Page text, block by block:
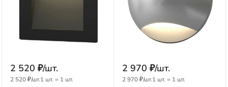
2 520 ₽/шт.
2 520₽/шт.1 шт. = 1 шт.
2 970 ₽/шт.
2 970₽/шт.1 шт. = 1 шт.